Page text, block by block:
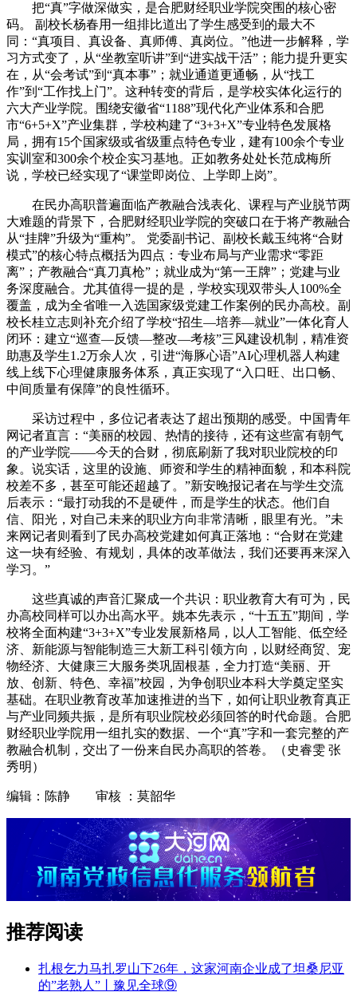
把“真”字做深做实，是合肥财经职业学院突围的核心密
码。 副校长杨春用一组排比道出了学生感受到的最大不
同：“真项目、真设备、真师傅、真岗位。”他进一步解释，学
习方式变了，从“坐教室听讲”到“进实战干活”；能力提升更实
在，从“会考试”到“真本事”；就业通道更通畅，从“找工
作”到“工作找上门”。这种转变的背后，是学校实体化运行的
六大产业学院。围绕安徽省“1188”现代化产业体系和合肥
市“6+5+X”产业集群，学校构建了“3+3+X”专业特色发展格
局，拥有15个国家级或省级重点特色专业，建有100余个专业
实训室和300余个校企实习基地。正如教务处处长范成梅所
说，学校已经实现了“课堂即岗位、上学即上岗”。
在民办高职普遍面临产教融合浅表化、课程与产业脱节两
大难题的背景下，合肥财经职业学院的突破口在于将产教融合
从“挂牌”升级为“重构”。 党委副书记、副校长戴玉纯将“合财
模式”的核心特点概括为四点：专业布局与产业需求“零距
离”；产教融合“真刀真枪”；就业成为“第一王牌”；党建与业
务深度融合。尤其值得一提的是，学校实现双带头人100%全
覆盖，成为全省唯一入选国家级党建工作案例的民办高校。副
校长桂立志则补充介绍了学校“招生—培养—就业”一体化育人
闭环：建立“巡查—反馈—整改—考核”三风建设机制，精准资
助惠及学生1.2万余人次，引进“海豚心语”AI心理机器人构建
线上线下心理健康服务体系，真正实现了“入口旺、出口畅、
中间质量有保障”的良性循环。
采访过程中，多位记者表达了超出预期的感受。中国青年
网记者直言：“美丽的校园、热情的接待，还有这些富有朝气
的产业学院——今天的合财，彻底刷新了我对职业院校的印
象。说实话，这里的设施、师资和学生的精神面貌，和本科院
校差不多，甚至可能还超越了。”新安晚报记者在与学生交流
后表示：“最打动我的不是硬件，而是学生的状态。他们自
信、阳光，对自己未来的职业方向非常清晰，眼里有光。”未
来网记者则看到了民办高校党建如何真正落地：“合财在党建
这一块有经验、有规划，具体的改革做法，我们还要再来深入
学习。”
这些真诚的声音汇聚成一个共识：职业教育大有可为，民
办高校同样可以办出高水平。姚本先表示，“十五五”期间，学
校将全面构建“3+3+X”专业发展新格局，以人工智能、低空经
济、新能源与智能制造三大新工科引领方向，以财经商贸、宠
物经济、大健康三大服务类巩固根基，全力打造“美丽、开
放、创新、特色、幸福”校园，为争创职业本科大学奠定坚实
基础。在职业教育改革加速推进的当下，如何让职业教育真正
与产业同频共振，是所有职业院校必须回答的时代命题。合肥
财经职业学院用一组扎实的数据、一个“真”字和一套完整的产
教融合机制，交出了一份来自民办高职的答卷。（史睿雯 张
秀明）
编辑：陈静 审核 ：莫韶华
推荐阅读
扎根乞力马扎罗山下26年，这家河南企业成了坦桑尼亚
的”老熟人”丨豫见全球⑨